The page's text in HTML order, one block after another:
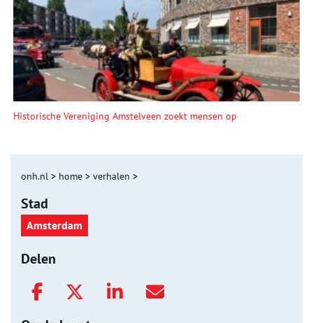
Historische Vereniging Amstelveen zoekt mensen op
onh.nl > home > verhalen >
Stad
Amsterdam
Delen